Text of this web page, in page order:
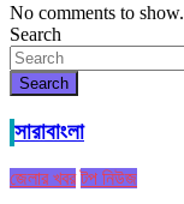
No comments to show.
Search
Search
সারাবাংলা
জেলার খবর টপ নিউজ